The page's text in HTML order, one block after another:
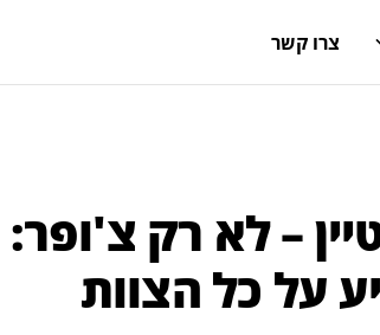
צרו קשר
– לא רק צ'ופר:
על כל הצוות